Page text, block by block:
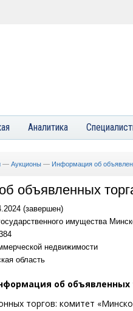
Аналитика
— Аукционы — Информация об
объявленных
(завершен)
имущества
недвижимости
область
об объявленных
торгов: комитет «